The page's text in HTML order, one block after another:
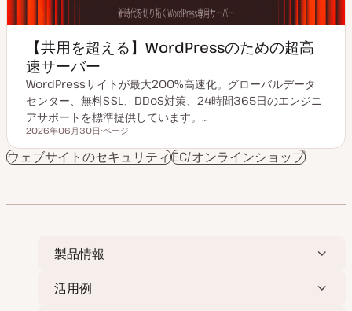
【共用を超える】WordPressのための超高
速サーバー
WordPressサイトが最大200%高速化。グローバルデータ
センター、無料SSL、DDoS対策、24時間365日のエンジニ
アサポートを標準提供しています。…
更新日
2026年06月30日
稿
タ
ページ
ウェブサイトのセキュリティEC/オンラインショップ
製品情報
活用例